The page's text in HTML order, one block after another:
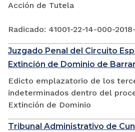
Acción de Tutela
Radicado: 41001-22-14-000-
Juzgado Penal del Circuito
Extinción de Dominio de
Edicto emplazatorio de los
indeterminados dentro del
Extinción de Dominio
Tribunal Administrativo de